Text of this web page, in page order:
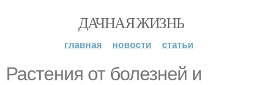
ДАЧНАЯ ЖИЗНЬ
главная новости статьи
Растения от болезней и